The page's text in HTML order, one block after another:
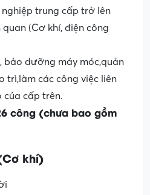
trung cấp trở lên
(Cơ khí, điện công
bảo dưỡng máy móc,quản
trì,làm các công việc liên
của cấp trên.
công (chưa bao gồm
khí)